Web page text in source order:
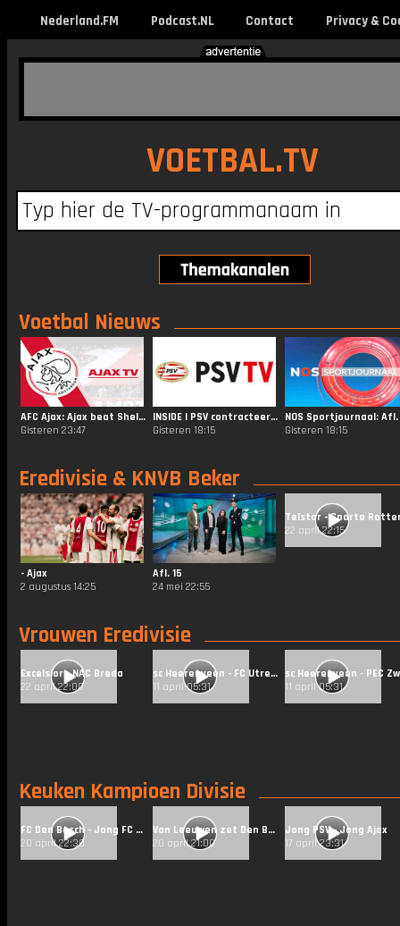
Nederland.FM Podcast.NL Contact Privacy &
VOETBAL.TV
Voetbal Nieuws
AFC Ajax: Ajax beat Shelbourne FC: 3-1! 😌
Gisteren 23:47
INSIDE | PSV contracteert Filip Kostić
Gisteren 18:15
Gisteren 18:15
Eredivisie & KNVB Beker
- Ajax
2 augustus 14:25
Afl. 15
24 mei 22:55
22 april 22:15
Vrouwen Eredivisie
Excelsior - NAC Breda
22 april 22:00
sc Heerenveen - FC Utrecht
11 april 05:31
11 april 05:31
Keuken Kampioen Divisie
FC Den Bosch - Jong FC Utrecht
20 april 22:30
Van Leeuwen zet Den Bosch op voorsprong met vijfde goal van het seizoen
20 april 21:00
Jong PSV - Jong Ajax
17 april 23:31